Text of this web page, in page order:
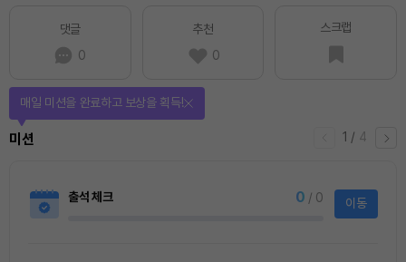
댓글
0
추천
0
스크랩
1 / 4
미션
매일 미션을 완료하고 보상을 획득!
출석 체크 0 / 0 이동